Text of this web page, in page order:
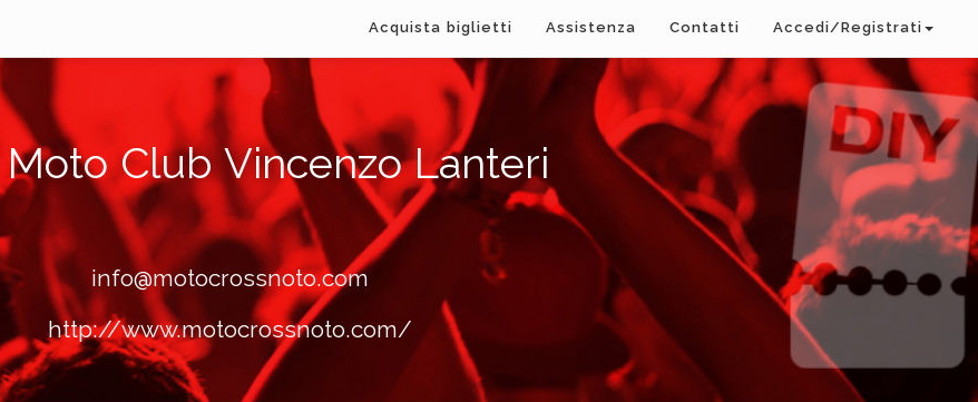
Acquista biglietti Assistenza Contatti Accedi/Registrati
Moto Club Vincenzo Lanteri
info@motocrossnoto.com
http://www.motocrossnoto.com/